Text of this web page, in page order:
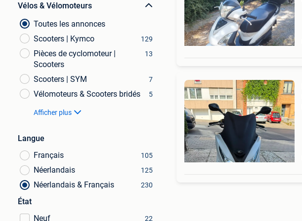
Vélos & Vélomoteurs
Toutes les annonces
Scooters | Kymco
129
Pièces de cyclomoteur |
Scooters
13
Scooters | SYM 7
Vélomoteurs & Scooters bridés 5
Afficher plus
Langue
Français
105
Néerlandais 125
Néerlandais & Français 230
État
Neuf
22